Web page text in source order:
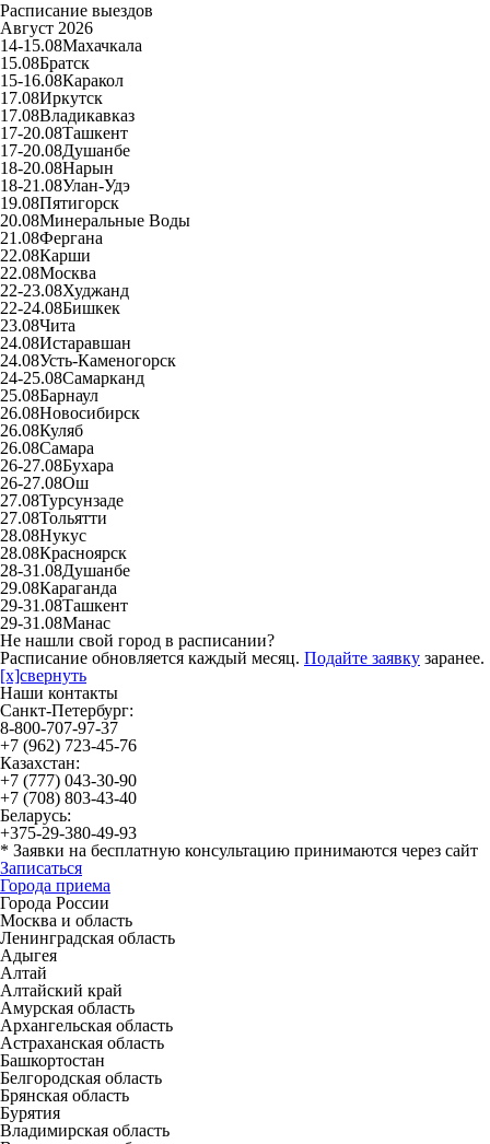
Расписание выездов
Август 2026
14-15.08Махачкала
15.08Братск
15-16.08Каракол
17.08Иркутск
17.08Владикавказ
17-20.08Ташкент
17-20.08Душанбе
18-20.08Нарын
18-21.08Улан-Удэ
19.08Пятигорск
20.08Минеральные Воды
21.08Фергана
22.08Карши
22.08Москва
22-23.08Худжанд
22-24.08Бишкек
23.08Чита
24.08Истаравшан
24.08Усть-Каменогорск
24-25.08Самарканд
25.08Барнаул
26.08Новосибирск
26.08Куляб
26.08Самара
26-27.08Бухара
26-27.08Ош
27.08Турсунзаде
27.08Тольятти
28.08Нукус
28.08Красноярск
28-31.08Душанбе
29.08Караганда
29-31.08Ташкент
29-31.08Манас
Не нашли свой город в расписании?
Расписание обновляется каждый месяц. Подайте заявку заранее.
[x]свернуть
Наши контакты
Санкт-Петербург:
8-800-707-97-37
+7 (962) 723-45-76
Казахстан:
+7 (777) 043-30-90
+7 (708) 803-43-40
Беларусь:
+375-29-380-49-93
* Заявки на бесплатную консультацию принимаются через сайт
Записаться
Города приема
Города России
Москва и область
Ленинградская область
Адыгея
Алтай
Алтайский край
Амурская область
Архангельская область
Астраханская область
Башкортостан
Белгородская область
Брянская область
Бурятия
Владимирская область